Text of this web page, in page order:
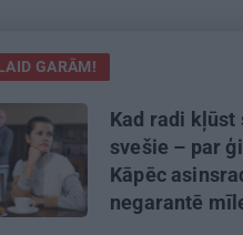
GARĀM!
Kad radi kļūst
svešie – par
Kāpēc
negarantē